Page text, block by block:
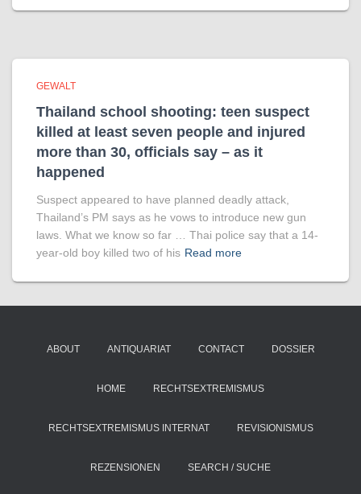
GEWALT
Thailand school shooting: teen suspect
killed at least seven people and injured
more than 30, officials say – as it
happened
Suspect appeared to have planned deadly attack,
Thailand’s PM says as he vows to introduce new gun
laws. What we know so far … Thai police say that a 14-
year-old boy killed two of his Read more
ABOUT ANTIQUARIAT CONTACT DOSSIER
HOME RECHTSEXTREMISMUS
RECHTSEXTREMISMUS INTERNAT REVISIONISMUS
REZENSIONEN SEARCH / SUCHE